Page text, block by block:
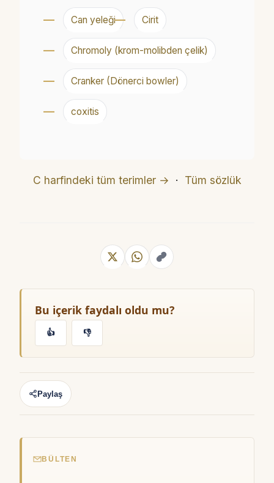
Can yeleği Cirit
Chromoly (krom-molibden çelik)
Cranker (Dönerci bowler)
coxitis
C harfindeki tüm terimler → · Tüm sözlük
Bu içerik faydalı oldu mu?
👍 👎
Paylaş
BÜLTEN